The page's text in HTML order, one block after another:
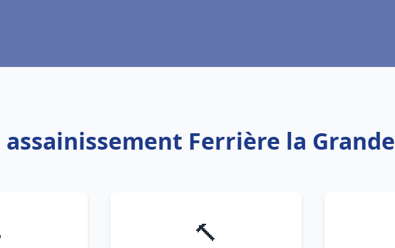
Ferrière la Grande
🔨